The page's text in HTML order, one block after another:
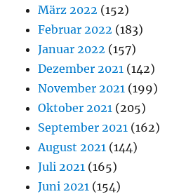
März 2022 (152)
Februar 2022 (183)
Januar 2022 (157)
Dezember 2021 (142)
November 2021 (199)
Oktober 2021 (205)
September 2021 (162)
August 2021 (144)
Juli 2021 (165)
Juni 2021 (154)